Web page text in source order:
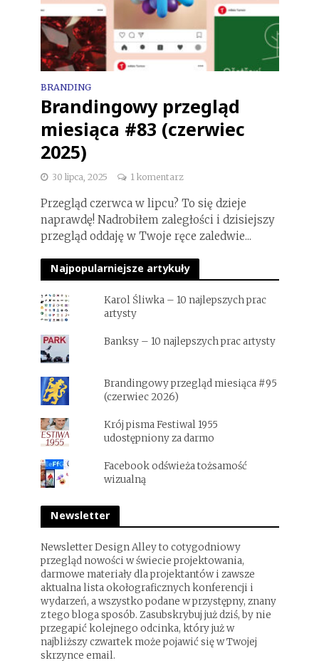
BRANDING
Brandingowy przegląd
miesiąca #83 (czerwiec
2025)
30 lipca, 2025 1 komentarz
Przegląd czerwca w lipcu? To się dzieje
naprawdę! Nadrobiłem zaległości i dzisiejszy
przegląd oddaję w Twoje ręce zaledwie...
Najpopularniejsze artykuły
Karol Śliwka – 10 najlepszych prac
artysty
Banksy – 10 najlepszych prac artysty
Brandingowy przegląd miesiąca #95
(czerwiec 2026)
Krój pisma Festiwal 1955
udostępniony za darmo
Facebook odświeża tożsamość
wizualną
Newsletter
Newsletter Design Alley to cotygodniowy
przegląd nowości w świecie projektowania,
darmowe materiały dla projektantów i zawsze
aktualna lista okołograficznych konferencji i
wydarzeń, a wszystko podane w przystępny, znany
z tego bloga sposób. Zasubskrybuj już dziś, by nie
przegapić kolejnego odcinka, który już w
najbliższy czwartek może pojawić się w Twojej
skrzynce email.